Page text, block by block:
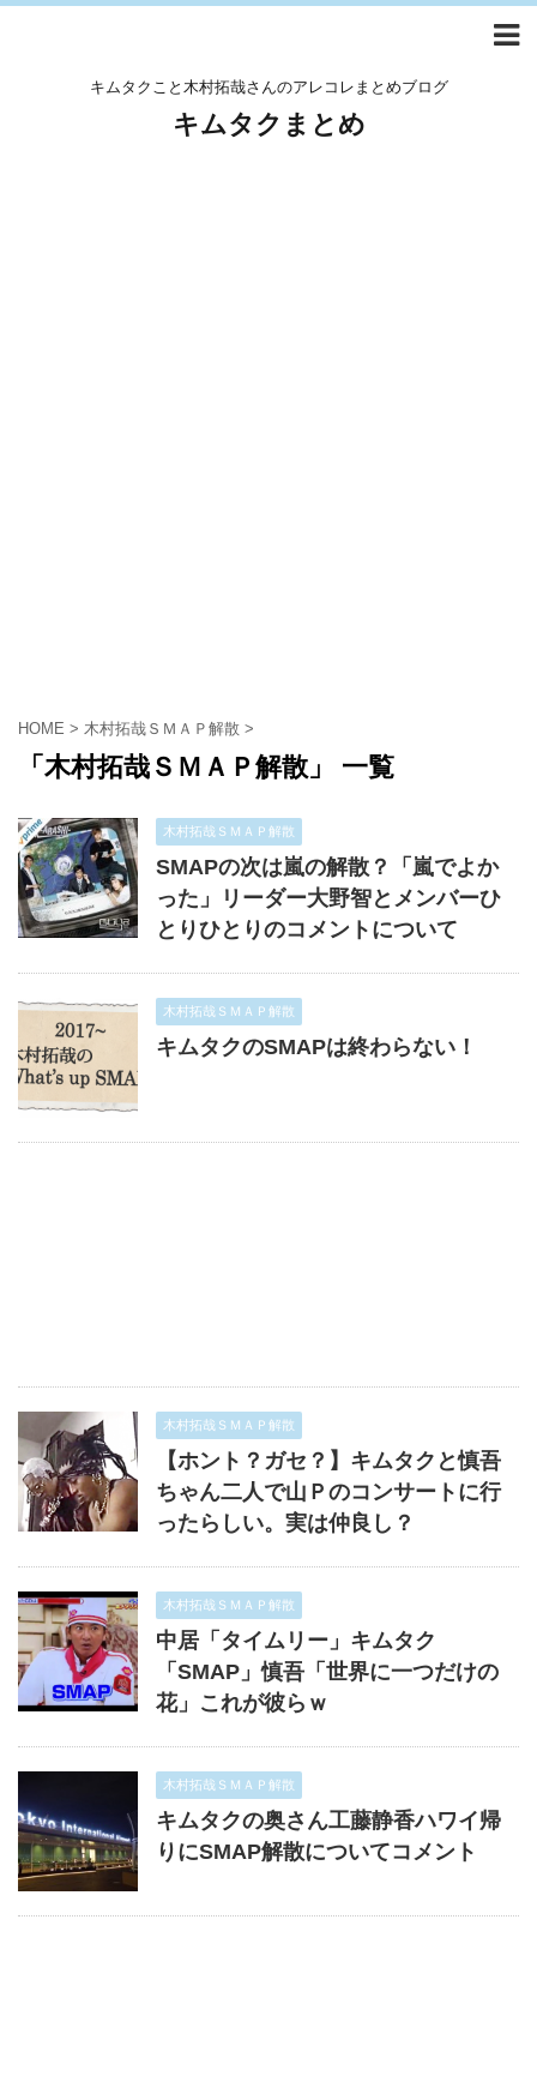
キムタクこと木村拓哉さんのアレコレまとめブログ
キムタクまとめ
HOME > 木村拓哉ＳＭＡＰ解散 >
「木村拓哉ＳＭＡＰ解散」 一覧
木村拓哉ＳＭＡＰ解散
SMAPの次は嵐の解散？「嵐でよか
った」リーダー大野智とメンバーひ
とりひとりのコメントについて
木村拓哉ＳＭＡＰ解散
キムタクのSMAPは終わらない！
木村拓哉ＳＭＡＰ解散
【ホント？ガセ？】キムタクと慎吾
ちゃん二人で山Ｐのコンサートに行
ったらしい。実は仲良し？
木村拓哉ＳＭＡＰ解散
中居「タイムリー」キムタク
「SMAP」慎吾「世界に一つだけの
花」これが彼らｗ
木村拓哉ＳＭＡＰ解散
キムタクの奥さん工藤静香ハワイ帰
りにSMAP解散についてコメント